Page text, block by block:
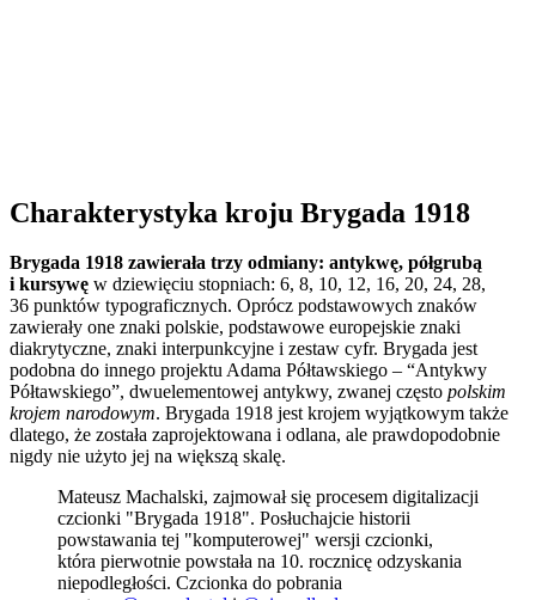
Charakterystyka kroju Brygada 1918
Brygada 1918 zawierała trzy odmiany: antykwę, półgrubą
i kursywę w dziewięciu stopniach: 6, 8, 10, 12, 16, 20, 24, 28,
36 punktów typograficznych. Oprócz podstawowych znaków
zawierały one znaki polskie, podstawowe europejskie znaki
diakrytyczne, znaki interpunkcyjne i zestaw cyfr. Brygada jest
podobna do innego projektu Adama Półtawskiego – “Antykwy
Półtawskiego”, dwuelementowej antykwy, zwanej często polskim
krojem narodowym. Brygada 1918 jest krojem wyjątkowym także
dlatego, że została zaprojektowana i odlana, ale prawdopodobnie
nigdy nie użyto jej na większą skalę.
Mateusz Machalski, zajmował się procesem digitalizacji
czcionki "Brygada 1918". Posłuchajcie historii
powstawania tej "komputerowej" wersji czcionki,
która pierwotnie powstała na 10. rocznicę odzyskania
niepodległości. Czcionka do pobrania